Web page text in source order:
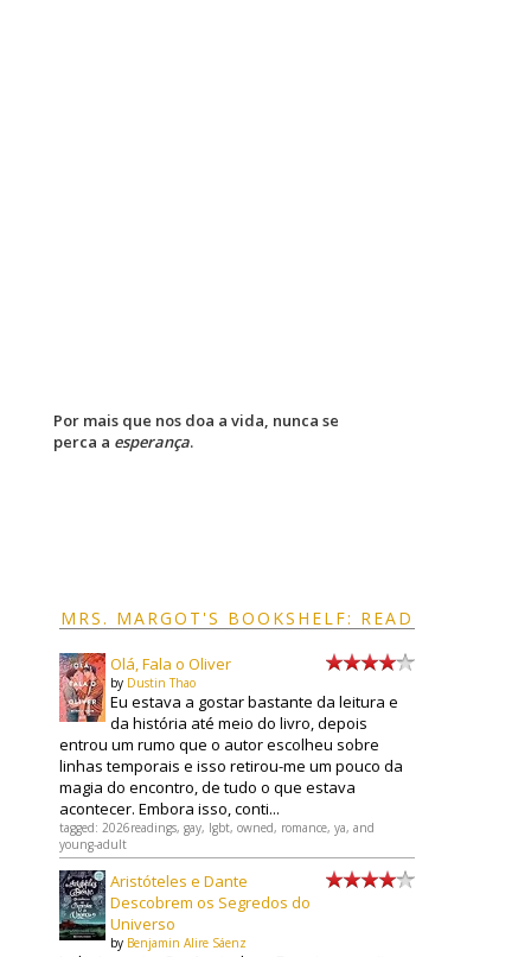
Por mais que nos doa a vida, nunca se
perca a esperança.
MRS. MARGOT'S BOOKSHELF: READ
Olá, Fala o Oliver
by Dustin Thao
Eu estava a gostar bastante da leitura e
da história até meio do livro, depois
entrou um rumo que o autor escolheu sobre
linhas temporais e isso retirou-me um pouco da
magia do encontro, de tudo o que estava
acontecer. Embora isso, conti...
tagged: 2026readings, gay, lgbt, owned, romance, ya, and
young-adult
Aristóteles e Dante
Descobrem os Segredos do
Universo
by Benjamin Alire Sáenz